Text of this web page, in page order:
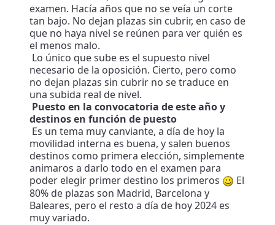
examen. Hacía años que no se veía un corte
tan bajo. No dejan plazas sin cubrir, en caso de
que no haya nivel se reúnen para ver quién es
el menos malo.
Lo único que sube es el supuesto nivel
necesario de la oposición. Cierto, pero como
no dejan plazas sin cubrir no se traduce en
una subida real de nivel.
Puesto en la convocatoria de este año y
destinos en función de puesto
Es un tema muy canviante, a día de hoy la
movilidad interna es buena, y salen buenos
destinos como primera elección, simplemente
animaros a darlo todo en el examen para
poder elegir primer destino los primeros
El
80% de plazas son Madrid, Barcelona y
Baleares, pero el resto a día de hoy 2024 es
muy variado.